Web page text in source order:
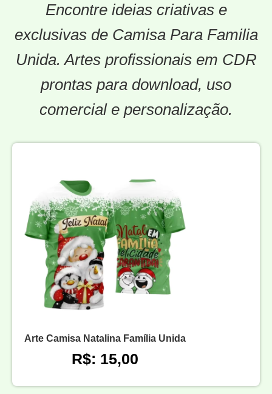
Encontre ideias criativas e
exclusivas de Camisa Para Familia
Unida. Artes profissionais em CDR
prontas para download, uso
comercial e personalização.
Arte Camisa Natalina Família Unida
R$: 15,00